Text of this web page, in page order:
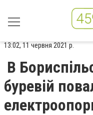
13:02, 11 червня 2021 р.
В
буревій